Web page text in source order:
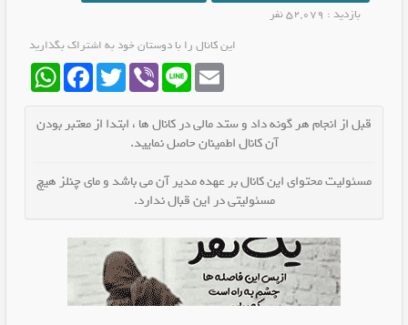
بازدید : 52,079 نفر
این کانال را با دوستان خود به اشتراک بگذارید
WhatsAppFacebookTwitter Viber Line Email
قبل از انجام هر گونه داد و ستد مالی در کانال ها ، ابتدا از معتبر بودن
آن کانال اطمینان حاصل نمایید.
مسئولیت محتوای این کانال بر عهده مدیر آن می باشد و مای چنلز هیچ
مسئولیتی در این قبال ندارد.